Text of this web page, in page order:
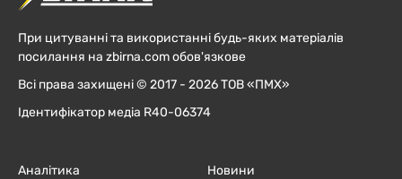
При цитуванні та використанні будь-яких матеріалів
посилання на zbirna.com обов'язкове
Всі права захищені © 2017 - 2026 ТОВ «ПМХ»
Ідентифікатор медіа R40-06374
Аналітика
Новини